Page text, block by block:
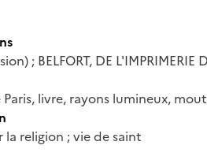
; BELFORT, DE L'IMPRIMERIE
livre, rayons lumineux,
la religion ; vie de saint